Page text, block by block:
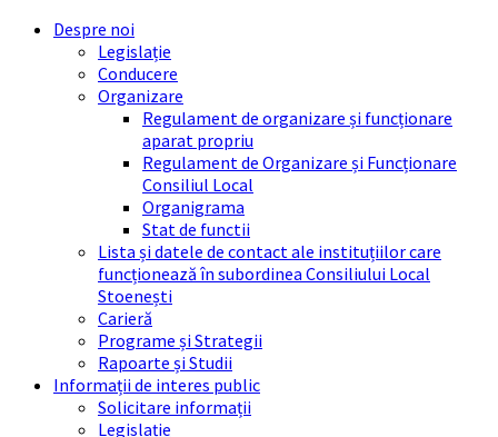
Skip
Skip
Skip
Skip
Despre noi
Legislație
Conducere
Organizare
Regulament de organizare și funcționare
aparat propriu
Regulament de Organizare și Funcționare
Consiliul Local
Organigrama
Stat de functii
Lista și datele de contact ale instituțiilor care
funcționează în subordinea Consiliului Local
Stoenești
Carieră
Programe și Strategii
Rapoarte și Studii
Informații de interes public
Solicitare informații
Legislație